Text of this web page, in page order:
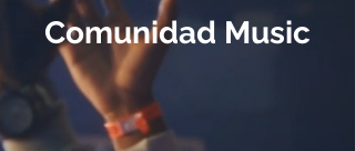
Comunidad Music